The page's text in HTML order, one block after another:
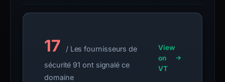
collection.
summarizes
time-
17
/ Les fournisseurs de
sécurité 91 ont signalé ce
domaine
View
on
VT